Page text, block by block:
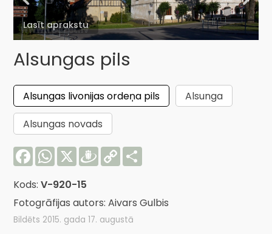
Lasīt aprakstu
Alsungas pils
Alsungas livonijas ordeņa pils
Alsunga
Alsungas novads
FacebookWhatsApp
X Draugiem
Copy
Link
Kods:V-920-15
Fotogrāfijas autors: Aivars Gulbis
Bildēts 2015. gada 17. augustā